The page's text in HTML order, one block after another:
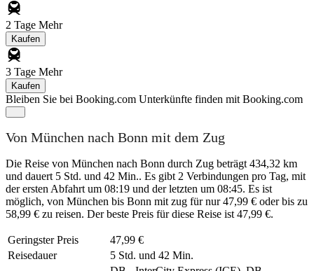
2 Tage Mehr
Kaufen
3 Tage Mehr
Kaufen
Bleiben Sie bei Booking.com Unterkünfte finden mit Booking.com
Von München nach Bonn mit dem Zug
Die Reise von München nach Bonn durch Zug beträgt 434,32 km
und dauert 5 Std. und 42 Min.. Es gibt 2 Verbindungen pro Tag, mit
der ersten Abfahrt um 08:19 und der letzten um 08:45. Es ist
möglich, von München bis Bonn mit zug für nur 47,99 € oder bis zu
58,99 € zu reisen. Der beste Preis für diese Reise ist 47,99 €.
Geringster Preis
47,99 €
Reisedauer
5 Std. und 42 Min.